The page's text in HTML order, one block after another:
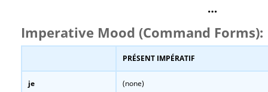
…
Imperative Mood (Command Forms):
PRÉSENT IMPÉRATIF
je (none)